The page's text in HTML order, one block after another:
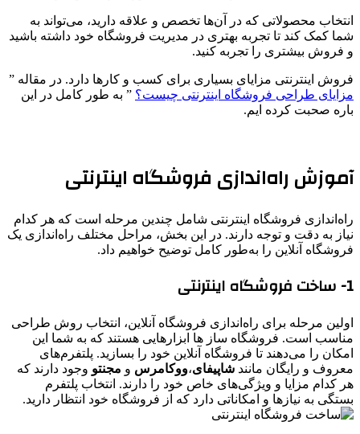
انتخاب محصولاتی که در آن‌ها تخصص و علاقه دارید، می‌تواند به
شما کمک کند تا تجربه بهتری در مدیریت فروشگاه خود داشته باشید
و فروش بیشتری را تجربه کنید.
فروش اینترنتی مزایای بسیاری برای کسب و کارها دارد. در مقاله ”
مزایای طراحی فروشگاه اینترنتی چیست؟ ” به طور کامل در این
باره صحبت کرده ایم.
آموزش راه‌اندازی فروشگاه اینترنتی
راه‌اندازی فروشگاه اینترنتی شامل چندین مرحله است که هر کدام
نیاز به دقت و توجه دارند. در این بخش، مراحل مختلف راه‌اندازی یک
فروشگاه آنلاین را به‌طور کامل توضیح خواهیم داد.
1- ساخت فروشگاه اینترنتی
اولین مرحله برای راه‌اندازی فروشگاه آنلاین، انتخاب روش طراحی
مناسب است. فروشگاه ساز ها ابزارهایی هستند که به شما این
امکان را می‌دهند تا فروشگاه آنلاین خود را بسازید. پلتفرم‌های
معروف و رایگان مانند شاپیفای،ووکامرس و مجنتو وجود دارند که
هر کدام مزایا و ویژگی‌های خاص خود را دارند. انتخاب پلتفرم
بستگی به نیازها و امکاناتی دارد که از فروشگاه خود انتظار دارید.